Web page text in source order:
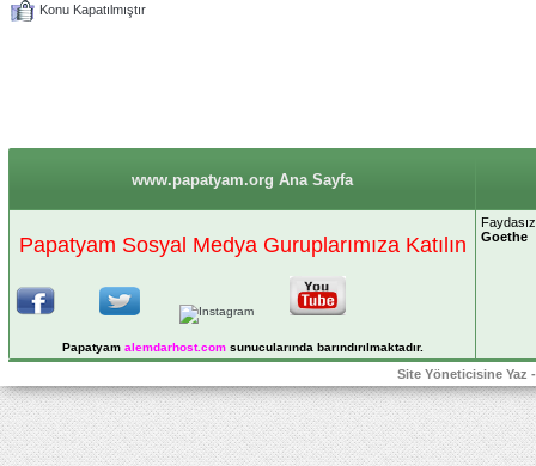
Konu Kapatılmıştır
www.papatyam.org Ana Sayfa
Papatyam Sosyal Medya Guruplarımıza Katılın
Papatyam alemdarhost.comsunucularında barındırılmaktadır.
Goethe
Site Yöneticisine Yaz